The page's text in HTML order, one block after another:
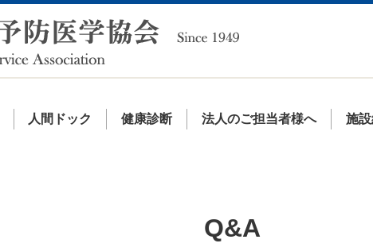
人間ドック 健康診断 法人のご担当者様へ 施
Q&A